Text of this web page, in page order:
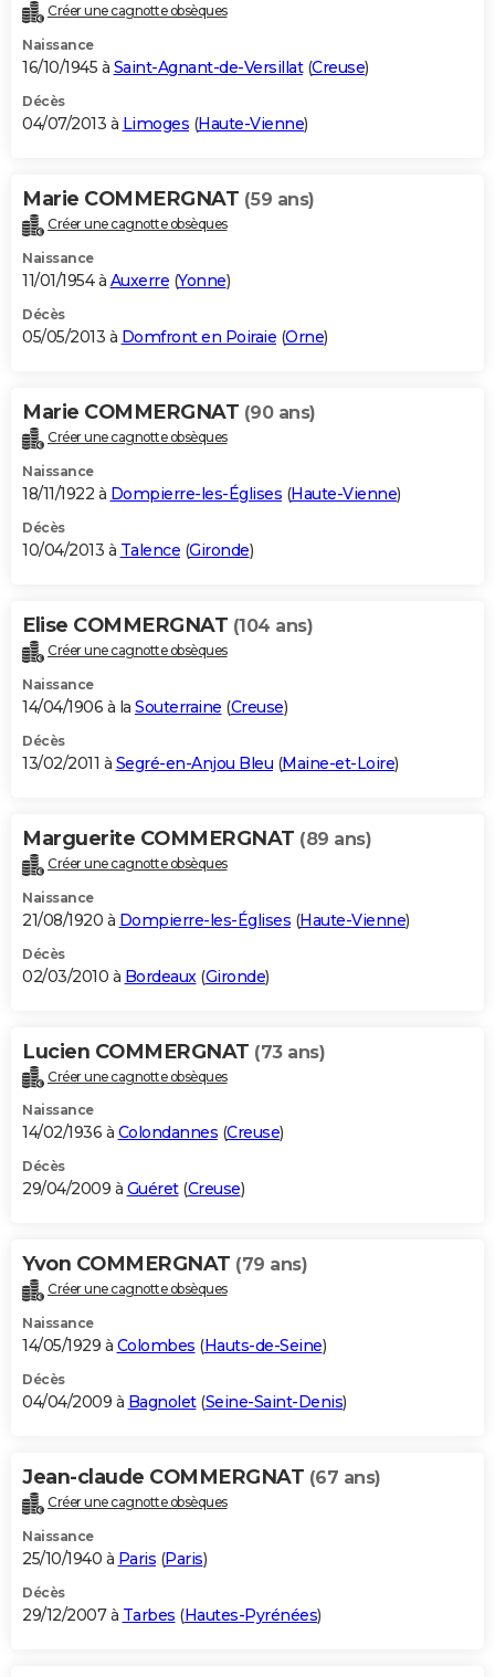
Créer une cagnotte obsèques
Naissance
16/10/1945 à Saint-Agnant-de-Versillat(Creuse)
Décès
04/07/2013 à Limoges (Haute-Vienne)
Marie COMMERGNAT (59 ans)
Créer une cagnotte obsèques
Naissance
11/01/1954 à Auxerre (Yonne)
Décès
05/05/2013 à Domfront en Poiraie (Orne)
Marie COMMERGNAT (90 ans)
Créer une cagnotte obsèques
Naissance
18/11/1922 à Dompierre-les-Églises (Haute-Vienne)
Décès
10/04/2013 à Talence (Gironde)
Elise COMMERGNAT (104 ans)
Créer une cagnotte obsèques
Naissance
14/04/1906 à la Souterraine (Creuse)
Décès
13/02/2011 à Segré-en-Anjou Bleu (Maine-et-Loire)
Marguerite COMMERGNAT (89 ans)
Créer une cagnotte obsèques
Naissance
21/08/1920 à Dompierre-les-Églises (Haute-Vienne)
Décès
02/03/2010 à Bordeaux (Gironde)
Lucien COMMERGNAT (73 ans)
Créer une cagnotte obsèques
Naissance
14/02/1936 à Colondannes (Creuse)
Décès
29/04/2009 à Guéret(Creuse)
Yvon COMMERGNAT (79 ans)
Créer une cagnotte obsèques
Naissance
14/05/1929 à Colombes (Hauts-de-Seine)
Décès
04/04/2009 à Bagnolet(Seine-Saint-Denis)
Jean-claude COMMERGNAT (67 ans)
Créer une cagnotte obsèques
Naissance
25/10/1940 à Paris (Paris)
Décès
29/12/2007 à Tarbes (Hautes-Pyrénées)